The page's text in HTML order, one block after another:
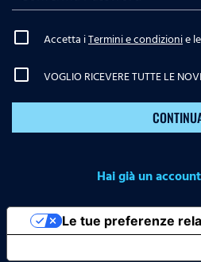
Accetta iTermini e condizionie le
VOGLIO RICEVERE TUTTE LE
Hai già un
Le tue preferenze